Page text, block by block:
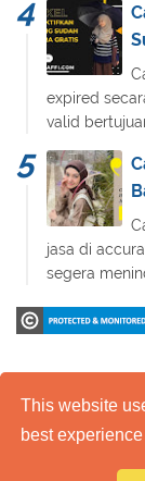
This website
best
expired
valid
jasa di
segera
Kebijakan